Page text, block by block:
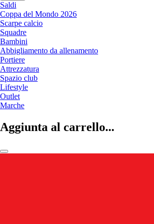
Saldi
Coppa del Mondo 2026
Scarpe calcio
Squadre
Bambini
Abbigliamento da allenamento
Portiere
Attrezzatura
Spazio club
Lifestyle
Outlet
Marche
Aggiunta al carrello...